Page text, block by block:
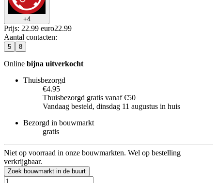
+4
Prijs: 22.99 euro22.99
Aantal contacten:
5 8
Online bijna uitverkocht
Thuisbezorgd
€4.95
Thuisbezorgd gratis vanaf €50
Vandaag besteld, dinsdag 11 augustus in huis
Bezorgd in bouwmarkt
gratis
Niet op voorraad in onze bouwmarkten. Wel op bestelling
verkrijgbaar.
Zoek bouwmarkt in de buurt